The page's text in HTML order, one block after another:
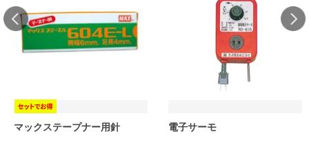
マックステープナー用針 電子サーモ